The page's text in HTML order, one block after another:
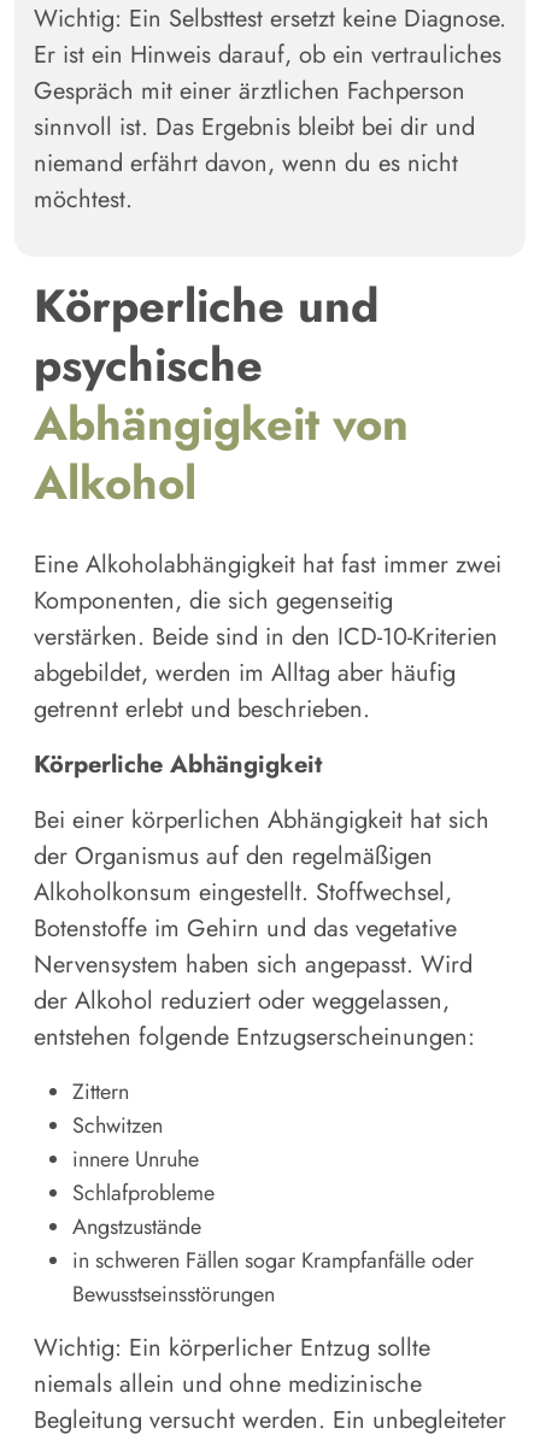
Wichtig: Ein Selbsttest ersetzt keine Diagnose.
Er ist ein Hinweis darauf, ob ein vertrauliches
Gespräch mit einer ärztlichen Fachperson
sinnvoll ist. Das Ergebnis bleibt bei dir und
niemand erfährt davon, wenn du es nicht
möchtest.
Körperliche und
psychische
Abhängigkeit von
Alkohol
Eine Alkoholabhängigkeit hat fast immer zwei
Komponenten, die sich gegenseitig
verstärken. Beide sind in den ICD-10-Kriterien
abgebildet, werden im Alltag aber häufig
getrennt erlebt und beschrieben.
Körperliche Abhängigkeit
Bei einer körperlichen Abhängigkeit hat sich
der Organismus auf den regelmäßigen
Alkoholkonsum eingestellt. Stoffwechsel,
Botenstoffe im Gehirn und das vegetative
Nervensystem haben sich angepasst. Wird
der Alkohol reduziert oder weggelassen,
entstehen folgende Entzugserscheinungen:
Zittern
Schwitzen
innere Unruhe
Schlafprobleme
Angstzustände
in schweren Fällen sogar Krampfanfälle oder
Bewusstseinsstörungen
Wichtig: Ein körperlicher Entzug sollte
niemals allein und ohne medizinische
Begleitung versucht werden. Ein unbegleiteter